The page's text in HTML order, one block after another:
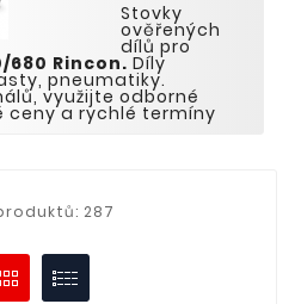
Stovky
ověřených
dílů pro
680 Rincon. Díly
pneumatiky.
využijte odborné
ceny a rychlé termíny
287